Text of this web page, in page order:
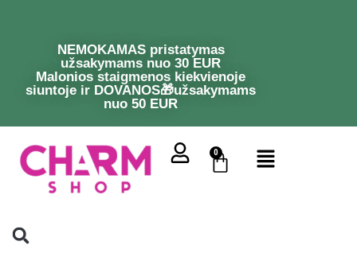
NEMOKAMAS pristatymas
užsakymams nuo 30 EUR
Malonios staigmenos kiekvienoje
siuntoje ir DOVANOS🎁užsakymams
nuo 50 EUR
0